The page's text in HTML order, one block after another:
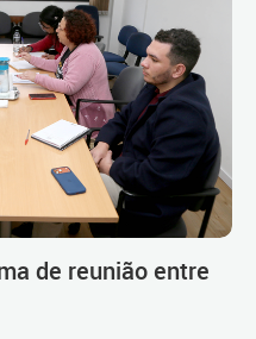
de reunião entre